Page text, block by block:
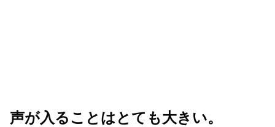
声が入ることはとても大きい。